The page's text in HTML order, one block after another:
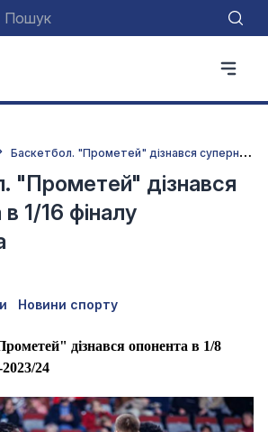
Б
аскетбол. "Прометей" дізнався суперника в 1/16 фіналу Єврокубка
"Прометей" дізнався
1/16 фіналу
Новини спорту
дізнався опонента в 1/8
24